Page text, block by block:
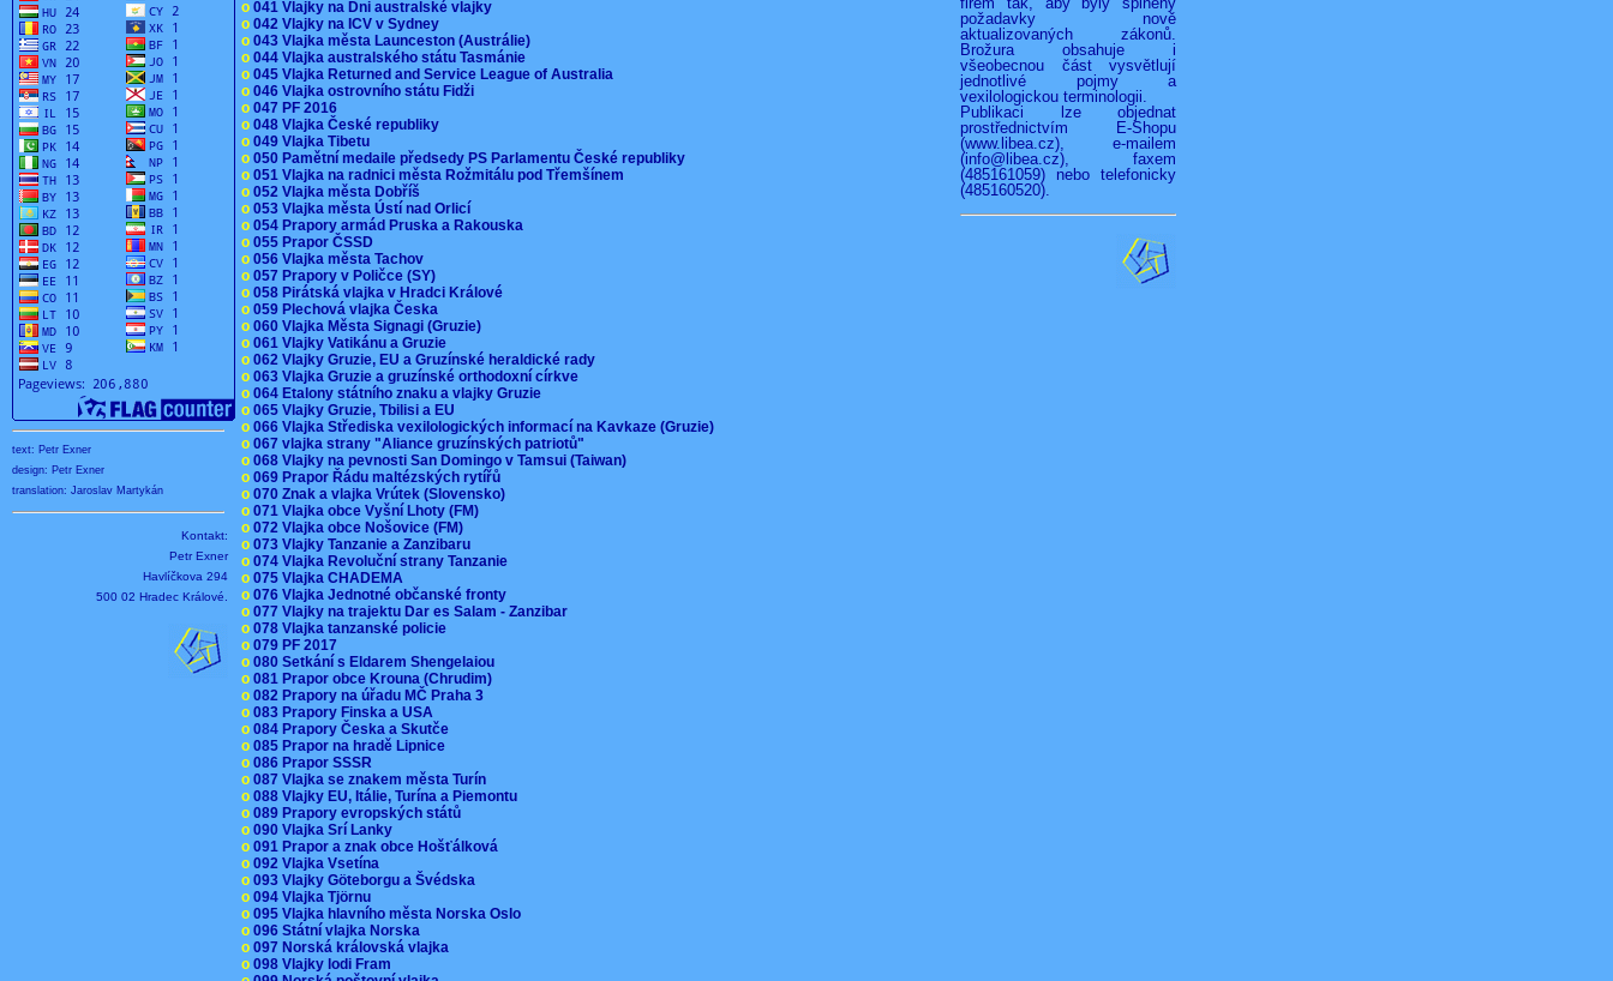
text: Petr Exner
design: Petr Exner
translation: Jaroslav Martykán
Kontakt:
Petr Exner
Havlíčkova 294
500 02 Hradec Králové.
o 041 Vlajky na Dni australské vlajky
o 042 Vlajky na ICV v Sydney
o 043 Vlajka města Launceston (Austrálie)
o 044 Vlajka australského státu Tasmánie
o 045 Vlajka Returned and Service League of Australia
o 046 Vlajka ostrovního státu Fidži
o 047 PF 2016
o 048 Vlajka České republiky
o 049 Vlajka Tibetu
o 050 Pamětní medaile předsedy PS Parlamentu České republiky
o 051 Vlajka na radnici města Rožmitálu pod Třemšínem
o 052 Vlajka města Dobříš
o 053 Vlajka města Ústí nad Orlicí
o 054 Prapory armád Pruska a Rakouska
o 055 Prapor ČSSD
o 056 Vlajka města Tachov
o 057 Prapory v Poličce (SY)
o 058 Pirátská vlajka v Hradci Králové
o 059 Plechová vlajka Česka
o 060 Vlajka Města Signagi (Gruzie)
o 061 Vlajky Vatikánu a Gruzie
o 062 Vlajky Gruzie, EU a Gruzínské heraldické rady
o 063 Vlajka Gruzie a gruzínské orthodoxní církve
o 064 Etalony státního znaku a vlajky Gruzie
o 065 Vlajky Gruzie, Tbilisi a EU
o 066 Vlajka Střediska vexilologických informací na Kavkaze (Gruzie)
o 067 vlajka strany "Aliance gruzínských patriotů"
o 068 Vlajky na pevnosti San Domingo v Tamsui (Taiwan)
o 069 Prapor Řádu maltézských rytířů
o 070 Znak a vlajka Vrútek (Slovensko)
o 071 Vlajka obce Vyšní Lhoty (FM)
o 072 Vlajka obce Nošovice (FM)
o 073 Vlajky Tanzanie a Zanzibaru
o 074 Vlajka Revoluční strany Tanzanie
o 075 Vlajka CHADEMA
o 076 Vlajka Jednotné občanské fronty
o 077 Vlajky na trajektu Dar es Salam - Zanzibar
o 078 Vlajka tanzanské policie
o 079 PF 2017
o 080 Setkání s Eldarem Shengelaiou
o 081 Prapor obce Krouna (Chrudim)
o 082 Prapory na úřadu MČ Praha 3
o 083 Prapory Finska a USA
o 084 Prapory Česka a Skutče
o 085 Prapor na hradě Lipnice
o 086 Prapor SSSR
o 087 Vlajka se znakem města Turín
o 088 Vlajky EU, Itálie, Turína a Piemontu
o 089 Prapory evropských států
o 090 Vlajka Srí Lanky
o 091 Prapor a znak obce Hošťálková
o 092 Vlajka Vsetína
o 093 Vlajky Göteborgu a Švédska
o 094 Vlajka Tjörnu
o 095 Vlajka hlavního města Norska Oslo
o 096 Státní vlajka Norska
o 097 Norská královská vlajka
o 098 Vlajky lodi Fram
požadavky nově
aktualizovaných zákonů.
Brožura obsahuje i
všeobecnou část vysvětlují
jednotlivé pojmy a
vexilologickou terminologii.
Publikaci lze objednat
prostřednictvím E-Shopu
(www.libea.cz), e-mailem
(info@libea.cz), faxem
(485161059) nebo telefonicky
(485160520).